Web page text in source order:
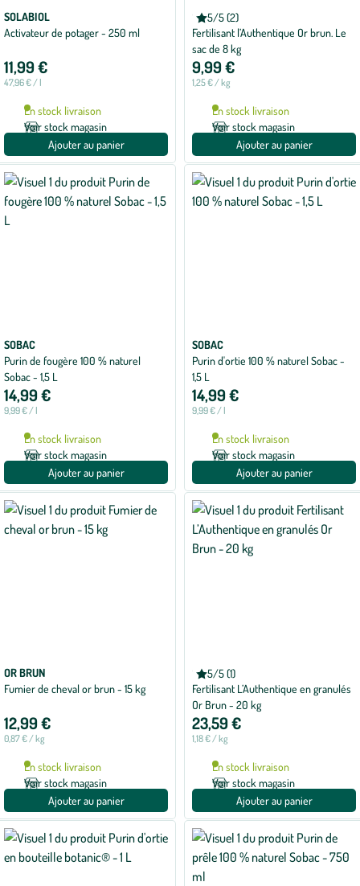
SOLABIOL
Activateur de potager - 250 ml
11,99 €
47,96 € / l
En stock livraison
Voir stock magasin
Ajouter au panier
5/5 (2)
Note
moyenne
de
5
sur
5
avec
OR BRUN
Fertilisant l’Authentique Or brun. Le
sac de 8 kg
9,99 €
1,25 € / kg
En stock livraison
Voir stock magasin
Ajouter au panier
SOBAC
Purin de fougère 100 % naturel
Sobac - 1,5 L
14,99 €
9,99 € / l
En stock livraison
Voir stock magasin
Ajouter au panier
SOBAC
Purin d'ortie 100 % naturel Sobac -
1,5 L
14,99 €
9,99 € / l
En stock livraison
Voir stock magasin
Ajouter au panier
OR BRUN
Fumier de cheval or brun - 15 kg
12,99 €
0,87 € / kg
En stock livraison
Voir stock magasin
Ajouter au panier
5/5 (1)
Note
moyenne
de
5
sur
5
avec
OR BRUN
Fertilisant L’Authentique en granulés
Or Brun - 20 kg
23,59 €
1,18 € / kg
En stock livraison
Voir stock magasin
Ajouter au panier